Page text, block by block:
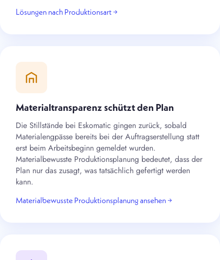
Lösungen nach Produktionsart →
Materialtransparenz schützt den Plan
Die Stillstände bei Eskomatic gingen zurück, sobald
Materialengpässe bereits bei der Auftragserstellung statt
erst beim Arbeitsbeginn gemeldet wurden.
Materialbewusste Produktionsplanung bedeutet, dass der
Plan nur das zusagt, was tatsächlich gefertigt werden
kann.
Materialbewusste Produktionsplanung ansehen →